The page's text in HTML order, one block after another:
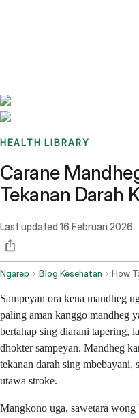
HEALTH LIBRARY
Carane
Tekanan Darah
Last updated 16 Februari 2026
Ngarep Blog Kesehatan
Sampeyan ora kena mandheg
paling aman kanggo mandheg
bertahap sing diarani tapering,
dhokter sampeyan. Mandheg
tekanan darah sing mbebayani,
utawa stroke.
Mangkono uga, sawetara wong